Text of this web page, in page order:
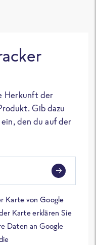
Herkunft der
Gib dazu
den du auf der
Karte von Google
Karte erklären Sie
Daten an Google